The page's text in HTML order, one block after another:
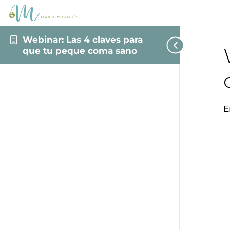
Webinar: Las 4 claves para
que tu peque coma sano